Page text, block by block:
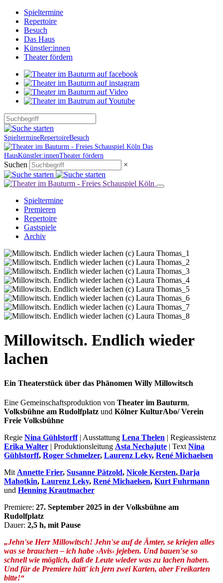
Spieltermine
Repertoire
Besuch
Das Haus
Künstler:innen
Theater fördern
SpieltermineRepertoireBesuch
Das
HausKünstler:innenTheater fördern
Suchen ×
Spieltermine
Premieren
Repertoire
Gastspiele
Archiv
Millowitsch. Endlich wieder
lachen
Ein Theaterstück über das Phänomen Willy Millowitsch
Eine Gemeinschaftsproduktion von Theater im Bauturm,
Volksbühne am Rudolfplatz und Kölner KulturAbo/ Verein
Freie Volksbühne
Regie Nina Gühlstorff| Ausstattung Lena Thelen | Regieassistenz
Erika Walter | Produktionsleitung Asta Nechajute | Text Nina
Gühlstorff, Roger Schmelzer, Laurenz Leky, René Michaelsen
Mit Annette Frier, Susanne Pätzold, Nicole Kersten, Darja
Mahotkin, Laurenz Leky, René Michaelsen, Kurt Fuhrmann
und Henning Krautmacher
Premiere: 27. September 2025 in der Volksbühne am
Rudolfplatz
Dauer: 2,5 h, mit Pause
„Jehn'se Herr Millowitsch! Jehn'se auf de Ämter, se kriejen alles
was se brauchen – ich habe ›Avis‹ jejeben. Und bauen'se so
schnell wie möglich, daß de Leute wieder was zu lachen haben.
Und für de Premiere hätt' ich jern zwei Karten, aber Freikarten
bitte!“